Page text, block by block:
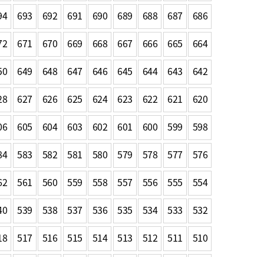
693 692 691 690 689 688 687
686
671 670 669 668 667 666 665
664
649 648 647 646 645 644 643
642
627 626 625 624 623 622 621
620
605 604 603 602 601 600 599
598
583 582 581 580 579 578 577
576
561 560 559 558 557 556 555
554
539 538 537 536 535 534 533
532
517 516 515 514 513 512 511 510